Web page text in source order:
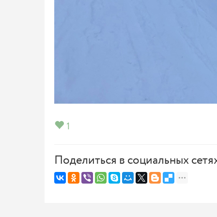
1
Поделиться в социальных